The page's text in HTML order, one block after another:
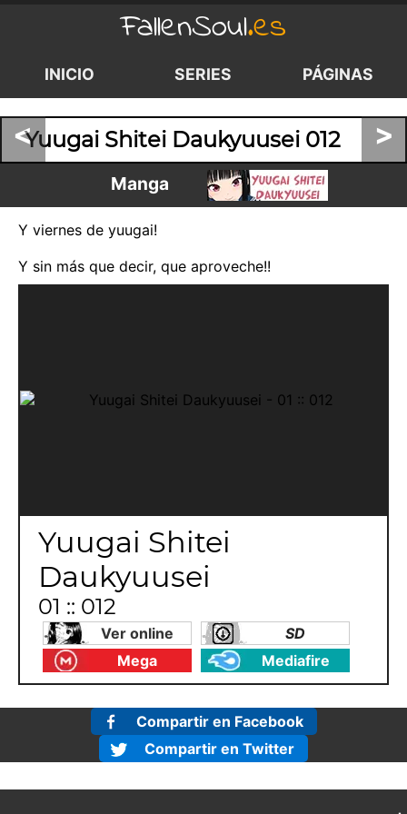
FallenSoul.es
INICIO SERIES PÁGINAS
< >
Yuugai Shitei Daukyuusei 012
Manga
Y viernes de yuugai!
Y sin más que decir, que aproveche!!
Yuugai Shitei
Daukyuusei
01 :: 012
Ver online
SD
Mega
Mediafire
Compartir en Facebook
Compartir en Twitter